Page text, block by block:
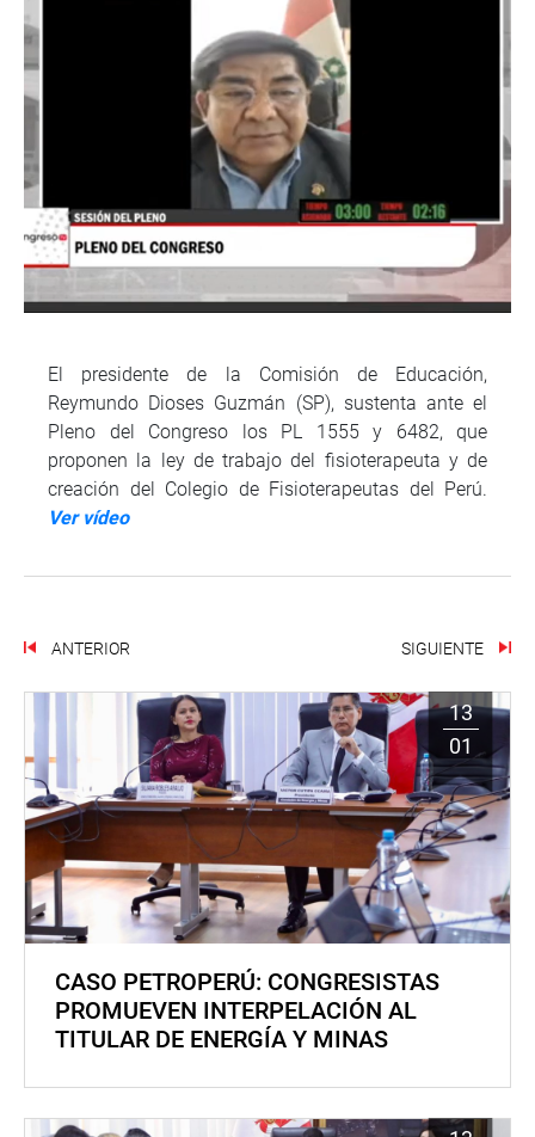
El presidente de la Comisión de Educación,
Reymundo Dioses Guzmán (SP), sustenta ante el
Pleno del Congreso los PL 1555 y 6482, que
proponen la ley de trabajo del fisioterapeuta y de
creación del Colegio de Fisioterapeutas del Perú.
Ver vídeo
ANTERIOR SIGUIENTE
13
01
CASO PETROPERÚ: CONGRESISTAS
PROMUEVEN INTERPELACIÓN AL
TITULAR DE ENERGÍA Y MINAS